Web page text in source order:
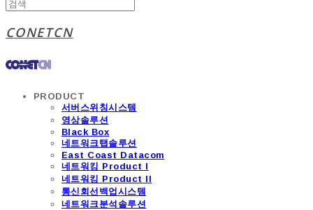
CONETCN
PRODUCT
서버스위칭시스템
영상솔루션
Black Box
네트워크탭솔루션
East Coast Datacom
네트워킹 Product I
네트워킹 Product II
통신회선백업시스템
네트워크분석솔루션